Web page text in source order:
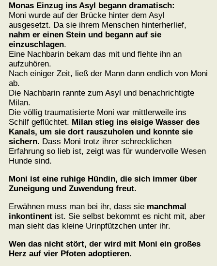
Monas Einzug ins Asyl begann dramatisch:
Moni wurde auf der Brücke hinter dem Asyl
ausgesetzt. Da sie ihrem Menschen hinterherlief,
nahm er einen Stein und begann auf sie
einzuschlagen.
Eine Nachbarin bekam das mit und flehte ihn an
aufzuhören.
Nach einiger Zeit, ließ der Mann dann endlich von Moni
ab.
Die Nachbarin rannte zum Asyl und benachrichtigte
Milan.
Die völlig traumatisierte Moni war mittlerweile ins
Schilf geflüchtet. Milan stieg ins eisige Wasser des
Kanals, um sie dort rauszuholen und konnte sie
sichern. Dass Moni trotz ihrer schrecklichen
Erfahrung so lieb ist, zeigt was für wundervolle Wesen
Hunde sind.
Moni ist eine ruhige Hündin, die sich immer über
Zuneigung und Zuwendung freut.
Erwähnen muss man bei ihr, dass sie manchmal
inkontinent ist. Sie selbst bekommt es nicht mit, aber
man sieht das kleine Urinpfützchen unter ihr.
Wen das nicht stört, der wird mit Moni ein großes
Herz auf vier Pfoten adoptieren.